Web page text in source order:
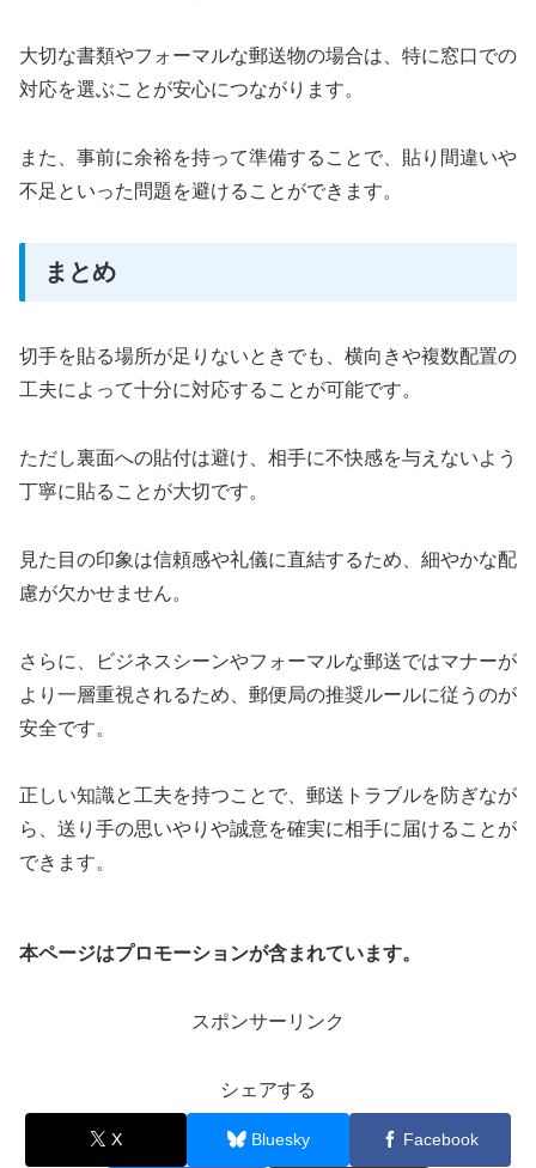
大切な書類やフォーマルな郵送物の場合は、特に窓口での
対応を選ぶことが安心につながります。
また、事前に余裕を持って準備することで、貼り間違いや
不足といった問題を避けることができます。
まとめ
切手を貼る場所が足りないときでも、横向きや複数配置の
工夫によって十分に対応することが可能です。
ただし裏面への貼付は避け、相手に不快感を与えないよう
丁寧に貼ることが大切です。
見た目の印象は信頼感や礼儀に直結するため、細やかな配
慮が欠かせません。
さらに、ビジネスシーンやフォーマルな郵送ではマナーが
より一層重視されるため、郵便局の推奨ルールに従うのが
安全です。
正しい知識と工夫を持つことで、郵送トラブルを防ぎなが
ら、送り手の思いやりや誠意を確実に相手に届けることが
できます。
本ページはプロモーションが含まれています。
スポンサーリンク
シェアする
X Bluesky Facebook